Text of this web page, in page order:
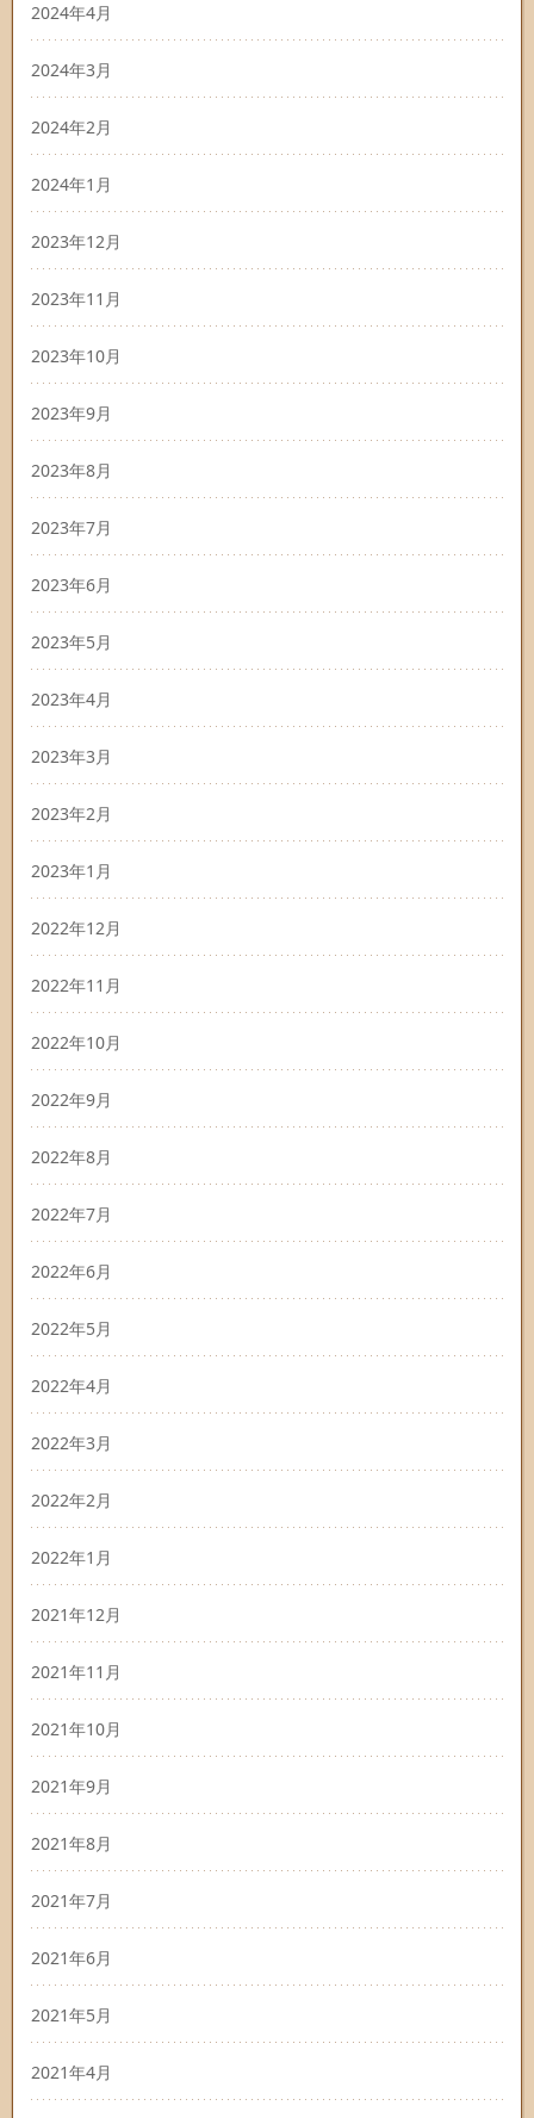
2024年4月
2024年3月
2024年2月
2024年1月
2023年12月
2023年11月
2023年10月
2023年9月
2023年8月
2023年7月
2023年6月
2023年5月
2023年4月
2023年3月
2023年2月
2023年1月
2022年12月
2022年11月
2022年10月
2022年9月
2022年8月
2022年7月
2022年6月
2022年5月
2022年4月
2022年3月
2022年2月
2022年1月
2021年12月
2021年11月
2021年10月
2021年9月
2021年8月
2021年7月
2021年6月
2021年5月
2021年4月